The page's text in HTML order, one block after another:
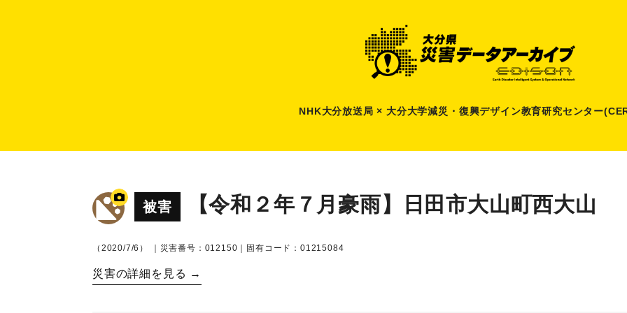
NHK大分放送局 × 大分大学減災 ・ 復興デザイン教育研究センター
被害 【令和２年７月豪雨】日田市大山町西大山
（2020/7/6） ｜災害番号：012150｜固有コード：01215084
災害の詳細を見る →